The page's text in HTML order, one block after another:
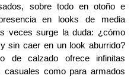
sobre todo en otoño e
en looks de media
veces surge la duda: ¿cómo
sin caer en un look aburrido?
de calzado ofrece infinitas
casuales como para armados